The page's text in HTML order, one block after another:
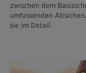
zwischen dem
umfassenden
sie im Detail.